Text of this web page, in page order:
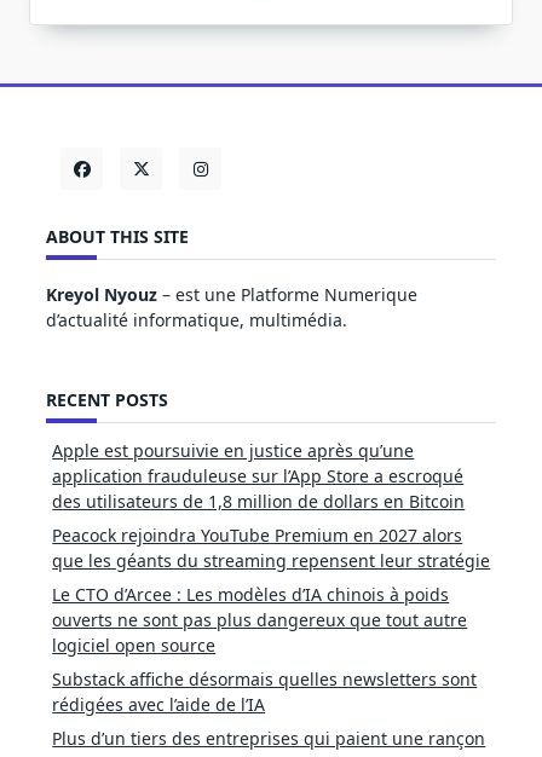
ABOUT THIS SITE
Kreyol Nyouz – est une Platforme Numerique
d’actualité informatique, multimédia.
RECENT POSTS
Apple est poursuivie en justice après qu’une
application frauduleuse sur l’App Store a escroqué
des utilisateurs de 1,8 million de dollars en Bitcoin
Peacock rejoindra YouTube Premium en 2027 alors
que les géants du streaming repensent leur stratégie
Le CTO d’Arcee : Les modèles d’IA chinois à poids
ouverts ne sont pas plus dangereux que tout autre
logiciel open source
Substack affiche désormais quelles newsletters sont
rédigées avec l’aide de l’IA
Plus d’un tiers des entreprises qui paient une rançon